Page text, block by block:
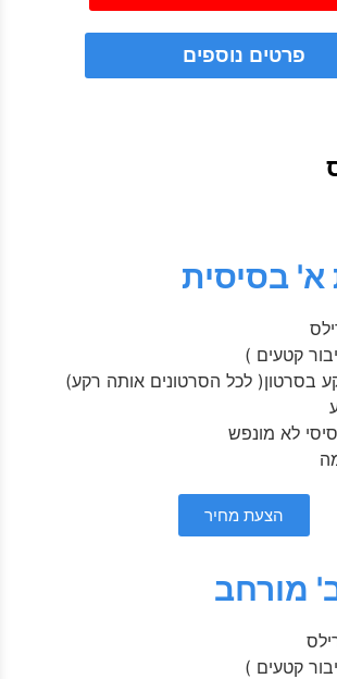
פרטים נוספים
בסיסית
קטעים )
בסרטון( לכל הסרטונים אותה רקע)
לא מונפש
הצעת מחיר
מורחב
קטעים )